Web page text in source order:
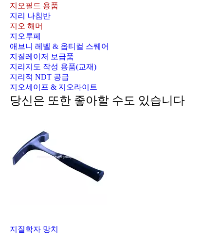
지오필드 용품
지리 나침반
지오 해머
지오루페
애브니 레벨 & 옵티컬 스퀘어
지질레이저 보급품
지리지도 작성 용품(교재)
지리적 NDT 공급
지오세이프 & 지오라이트
당신은 또한 좋아할 수도 있습니다
지질학자 망치
지질학자 망치